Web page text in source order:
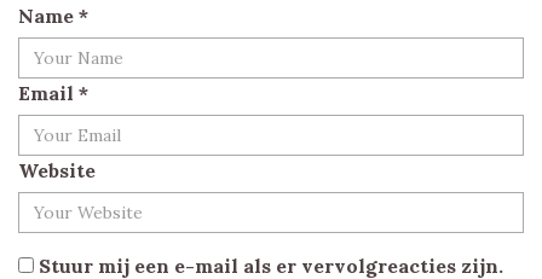
Name *
Email *
Website
Stuur mij een e-mail als er vervolgreacties zijn.